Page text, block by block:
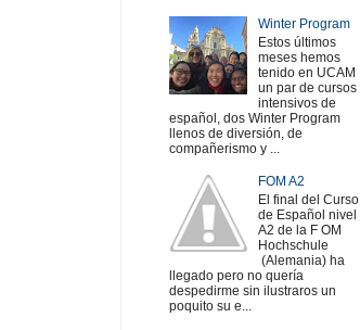
Winter Program
Estos últimos
meses hemos
tenido en UCAM
un par de cursos
intensivos de
español, dos Winter Program
llenos de diversión, de
compañerismo y ...
FOM A2
El final del Curso
de Español nivel
A2 de la F OM
Hochschule
(Alemania) ha
llegado pero no quería
despedirme sin ilustraros un
poquito su e...